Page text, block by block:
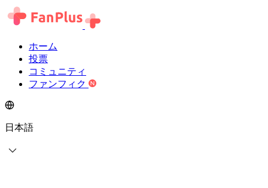
ホーム
投票
コミュニティ
ファンフィク
日本語